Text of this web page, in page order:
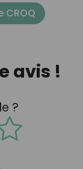
CROQ
avis !
?